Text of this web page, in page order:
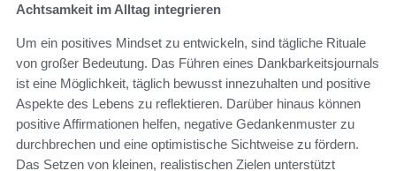
Achtsamkeit im Alltag integrieren
Um ein positives Mindset zu entwickeln, sind tägliche Rituale
von großer Bedeutung. Das Führen eines Dankbarkeitsjournals
ist eine Möglichkeit, täglich bewusst innezuhalten und positive
Aspekte des Lebens zu reflektieren. Darüber hinaus können
positive Affirmationen helfen, negative Gedankenmuster zu
durchbrechen und eine optimistische Sichtweise zu fördern.
Das Setzen von kleinen, realistischen Zielen unterstützt